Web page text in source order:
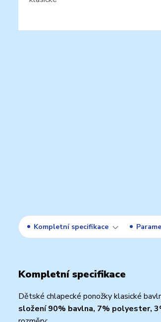
Kompletní specifikace
Kompletní specifikace
Dětské chlapecké ponožky klasické
složení 90% bavlna, 7% polyester,